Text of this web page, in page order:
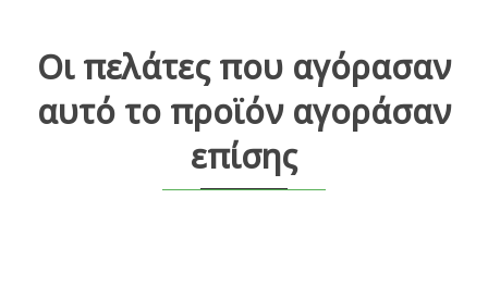
Οι πελάτες που αγόρασαν
αυτό το προϊόν αγοράσαν
επίσης